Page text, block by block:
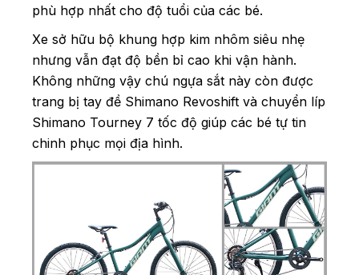
phù hợp nhất cho độ tuổi của các bé.
Xe sở hữu bộ khung hợp kim nhôm siêu nhẹ
nhưng vẫn đạt độ bền bỉ cao khi vận hành.
Không những vậy chú ngựa sắt này còn được
trang bị tay đề Shimano Revoshift và chuyển líp
Shimano Tourney 7 tốc độ giúp các bé tự tin
chinh phục mọi địa hình.